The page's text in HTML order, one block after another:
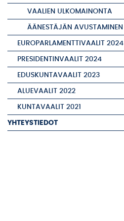
VAALIEN ULKOMAINONTA
ÄÄNESTÄJÄN AVUSTAMINEN
EUROPARLAMENTTIVAALIT 2024
PRESIDENTINVAALIT 2024
EDUSKUNTAVAALIT 2023
ALUEVAALIT 2022
KUNTAVAALIT 2021
YHTEYSTIEDOT